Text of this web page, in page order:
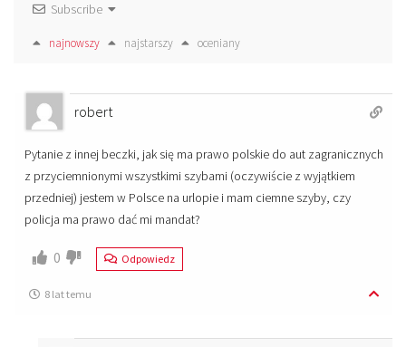
Subscribe
najnowszy najstarszy oceniany
robert
Pytanie z innej beczki, jak się ma prawo polskie do aut zagranicznych
z przyciemnionymi wszystkimi szybami (oczywiście z wyjątkiem
przedniej) jestem w Polsce na urlopie i mam ciemne szyby, czy
policja ma prawo dać mi mandat?
0 Odpowiedz
8 lat temu